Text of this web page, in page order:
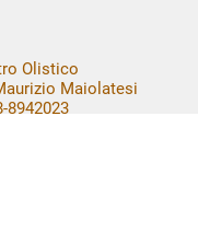
Olistico
Maiolatesi
8942023